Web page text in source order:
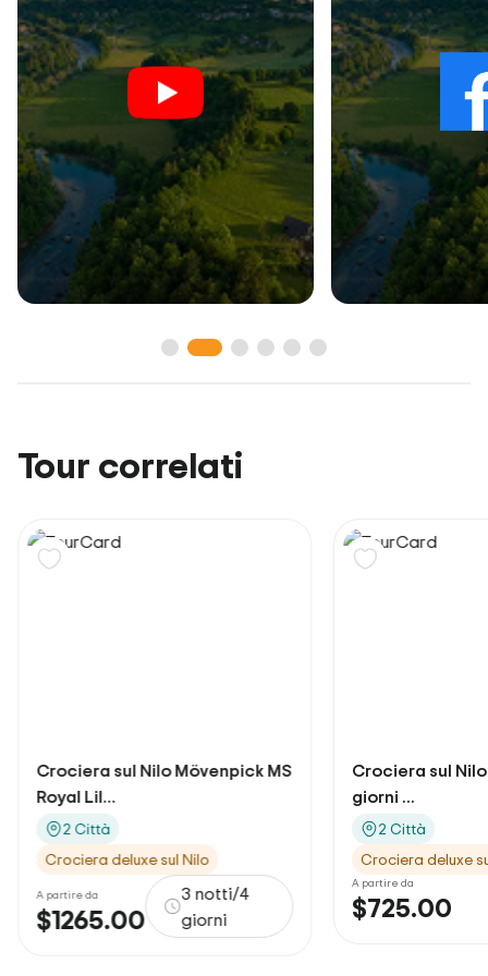
Tour correlati
sul Nilo Mövenpick MS
Lil...
2 Città
deluxe sul Nilo
da
3 notti/4
giorni
Crociera sul Nilo di 3
giorni ...
2 Città
Crociera deluxe sul Nilo
A partire da
$725.00